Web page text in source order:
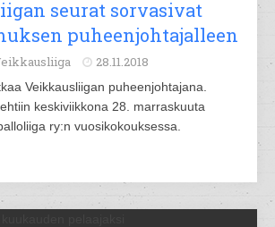
seurat sorvasivat
puheenjohtajalleen
28.11.2018
Veikkausliigan puheenjohtajana.
keskiviikkona 28. marraskuuta
ry:n vuosikokouksessa.